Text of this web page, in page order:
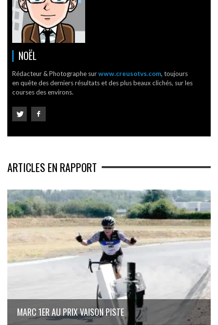
NOËL
Rédacteur & Photographe surwww.creusotvs.com, toujours
en quête des derniers résultats et des plus beaux clichés, sur les
courses des environs.
ARTICLES EN RAPPORT
MARC 1ER AU PRIX VAISON PISTE